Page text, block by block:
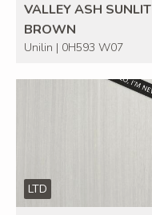
VALLEY ASH SUNLIT
BROWN
Unilin | 0H593 W07
LTD